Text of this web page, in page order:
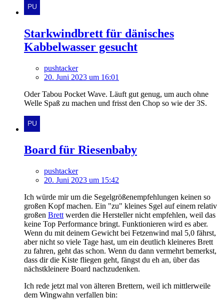
Starkwindbrett für dänisches
Kabbelwasser gesucht
pushtacker
20. Juni 2023 um 16:01
Oder Tabou Pocket Wave. Läuft gut genug, um auch ohne
Welle Spaß zu machen und frisst den Chop so wie der 3S.
Board für Riesenbaby
pushtacker
20. Juni 2023 um 15:42
Ich würde mir um die Segelgrößenempfehlungen keinen so
großen Kopf machen. Ein "zu" kleines Sgel auf einem relativ
großen Brett werden die Hersteller nicht empfehlen, weil das
keine Top Performance bringt. Funktionieren wird es aber.
Wenn du mit deinem Gewicht bei Fetzenwind mal 5,0 fährst,
aber nicht so viele Tage hast, um ein deutlich kleineres Brett
zu fahren, geht das schon. Wenn du dann vermehrt bemerkst,
dass dir die Kiste fliegen geht, fängst du eh an, über das
nächstkleinere Board nachzudenken.
Ich rede jetzt mal von älteren Brettern, weil ich mittlerweile
dem Wingwahn verfallen bin: